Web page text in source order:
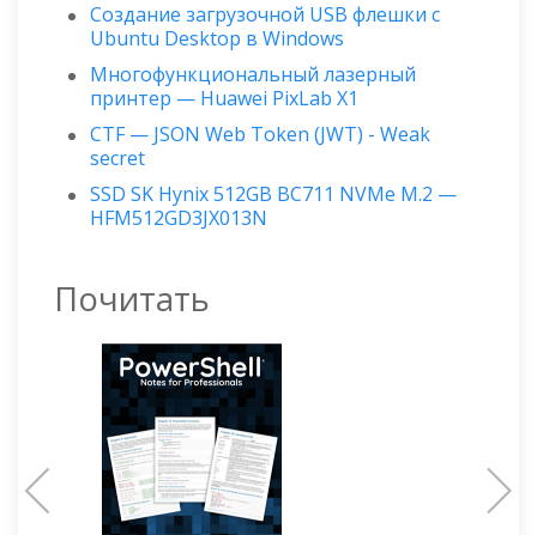
Создание загрузочной USB флешки с
Ubuntu Desktop в Windows
Многофункциональный лазерный
принтер — Huawei PixLab X1
CTF — JSON Web Token (JWT) - Weak
secret
SSD SK Hynix 512GB BC711 NVMe M.2 —
HFM512GD3JX013N
Почитать